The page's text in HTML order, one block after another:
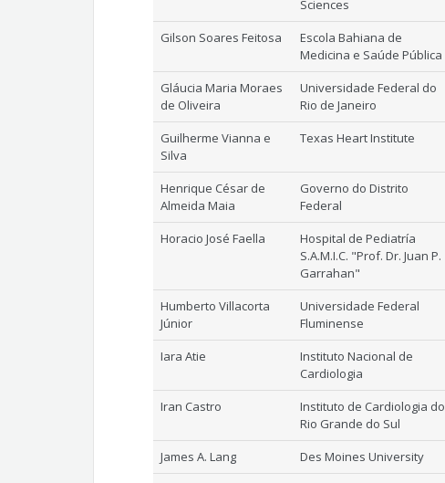
Sciences
Gilson Soares Feitosa
Escola Bahiana de
Medicina e Saúde Pública
Gláucia Maria Moraes
de Oliveira
Universidade Federal do
Rio de Janeiro
Guilherme Vianna e
Silva
Texas Heart Institute
Henrique César de
Almeida Maia
Governo do Distrito
Federal
Horacio José Faella
Hospital de Pediatría
S.A.M.I.C. "Prof. Dr. Juan P.
Garrahan"
Humberto Villacorta
Júnior
Universidade Federal
Fluminense
Iara Atie
Instituto Nacional de
Cardiologia
Iran Castro
Instituto de Cardiologia do
Rio Grande do Sul
James A. Lang Des Moines University